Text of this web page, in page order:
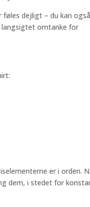
dejligt – du kan
langsigtet omtanke for
er i orden.
dem, i stedet for